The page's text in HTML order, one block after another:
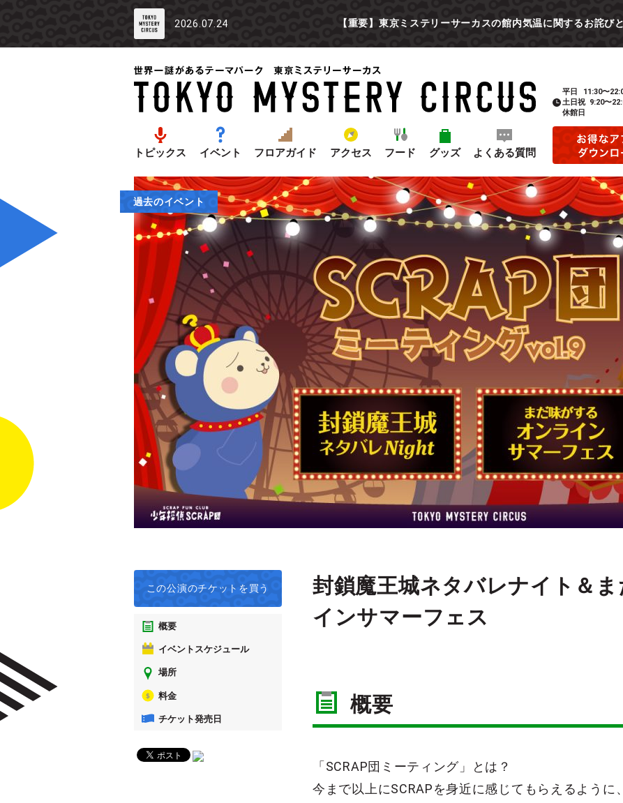
2026.07.24 【重要】東京ミステリーサーカスの館内気温に関するお詫び
トピックス イベント フロアガイド アクセス フード グッズ よくある質問
平日
11:30〜
土日祝 9:20〜
休館日
過去のイベント
この公演のチケットを買う
概要
イベントスケジュール
場所
料金
チケット発売日
封鎖魔王城ネタバレナイト＆
インサマーフェス
概要
「SCRAP団ミーティング」とは？
今まで以上にSCRAPを身近に感じてもらえるように